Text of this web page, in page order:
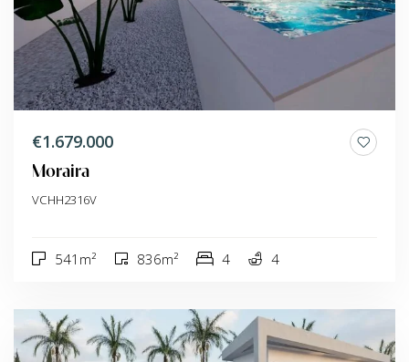
€1.679.000
Moraira
VCHH2316V
541m² 836m² 4 4